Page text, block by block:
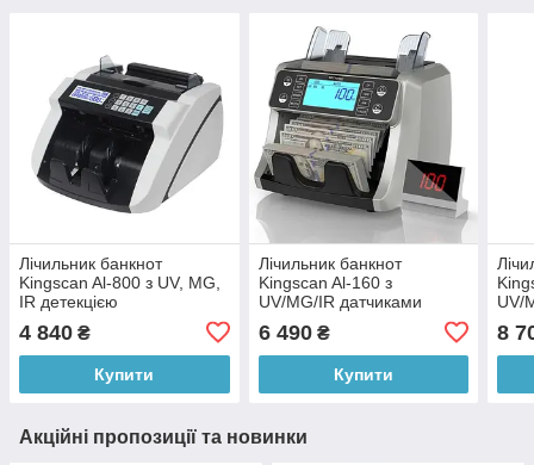
Лічильник банкнот
Kingscan Al-800 з UV, MG,
IR детекцією
4 840 ₴
Купити
Лічильник банкнот
Kingscan Al-160 з
UV/MG/IR датчиками
6 490₴
Купити
UV/
8
Акційні пропозиції та новинки